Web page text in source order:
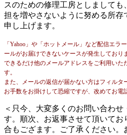
スのための修理工房としましても
担を増やさないように努める所存
申し上げます。
「Yahoo」や「ホットメール」など配信エラ
ールがお届けできないケースが発生しており
できるだけ他のメールアドレスをご利用いた
す。
また、メールの返信が届かない方はフィルタ
お手数をお掛けして恐縮ですが、改めてお電
＜只今、大変多くのお問い合わせ
す。順次、お返事させて頂いて
合もござます。ご了承ください。